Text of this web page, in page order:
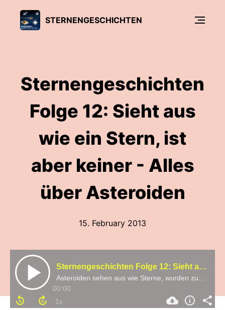
STERNENGESCHICHTEN
Sternengeschichten
Folge 12: Sieht aus
wie ein Stern, ist
aber keiner - Alles
über Asteroiden
15. February 2013
Sternengeschichten Folge 12: Sieht aus wie ein Stern, ist aber keiner - Alles über Asteroiden
00:00